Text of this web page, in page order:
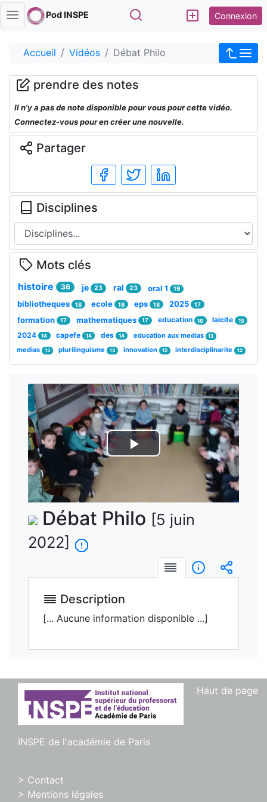
Pod INSPE Rechercher Connexion
Accueil Vidéos Débat Philo
Lire
vidéo
Débat Philo [5 juin
2022]
DescriptionInformations
Description
[... Aucune information disponible ...]
prendre des notes
Il n’y a pas de note disponible pour vous pour cette vidéo.
Connectez-vous pour en créer une nouvelle.
Partager
Disciplines
Mots clés
histoire 36 je 23 ral 23 oral 1 19
bibliotheques 18 ecole 18 eps 18 2025 17
formation 17 mathematiques 17 education 16 laicite 15
2024 14 capefe 14 des 14 education aux medias 13
medias 13 plurilinguisme 13 innovation 12 interdisciplinarite 12
Haut de page
INSPE de l'académie de Paris
> Contact
> Mentions légales